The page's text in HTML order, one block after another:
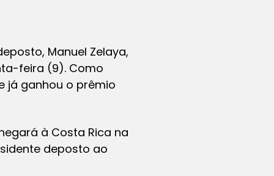
Manuel Zelaya,
feira (9). Como
já ganhou o prêmio
à Costa Rica na
deposto ao